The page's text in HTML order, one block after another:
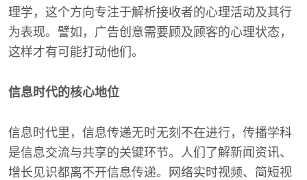
理学，这个方向专注于解析接收者的心理活动及其行
为表现。譬如，广告创意需要顾及顾客的心理状态，
这样才有可能打动他们。
信息时代的核心地位
信息时代里，信息传递无时无刻不在进行，传播学科
是信息交流与共享的关键环节。人们了解新闻资讯、
增长见识都离不开信息传递。网络实时视频、简短视